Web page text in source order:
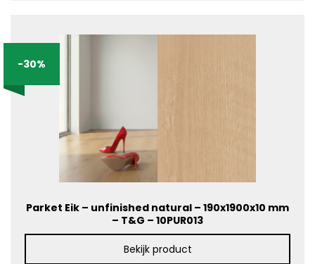
Parket Eik – unfinished natural – 190x1900x10 mm
– T&G – 10PUR013
Bekijk product
-30%